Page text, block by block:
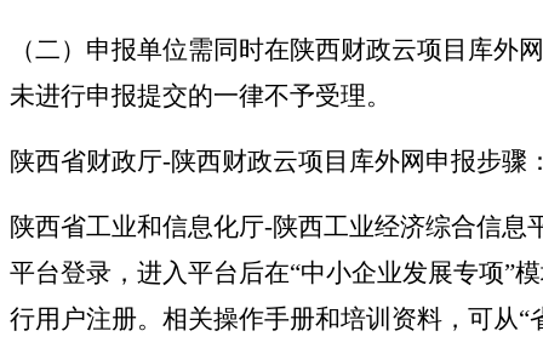
（二）申报单位需同时在陕西财政云项目库
未进行申报提交的一律不予受理。
陕西省财政厅-陕西财政云项目库外网申报步
陕西省工业和信息化厅-陕西工业经济综合信
平台登录，进入平台后在“中小企业发展专项”
行用户注册。相关操作手册和培训资料，可从